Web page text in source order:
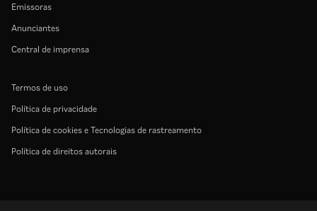
Emissoras
Anunciantes
Central de imprensa
Termos de uso
Política de privacidade
Política de cookies e Tecnologias de rastreamento
Política de direitos autorais